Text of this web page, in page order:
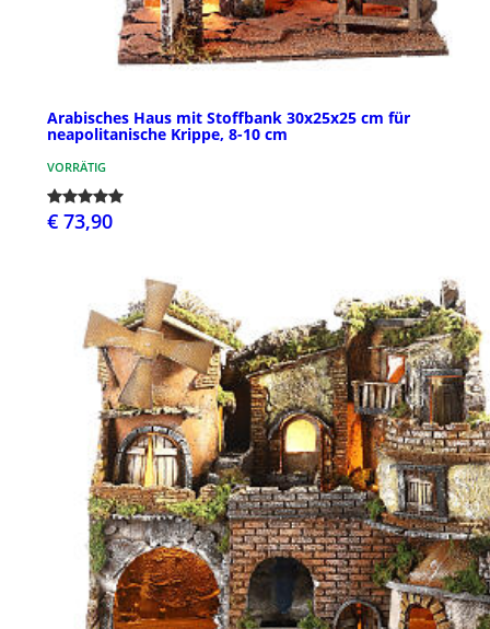
Arabisches Haus mit Stoffbank 30x25x25 cm für
neapolitanische Krippe, 8-10 cm
VORRÄTIG
€ 73,90